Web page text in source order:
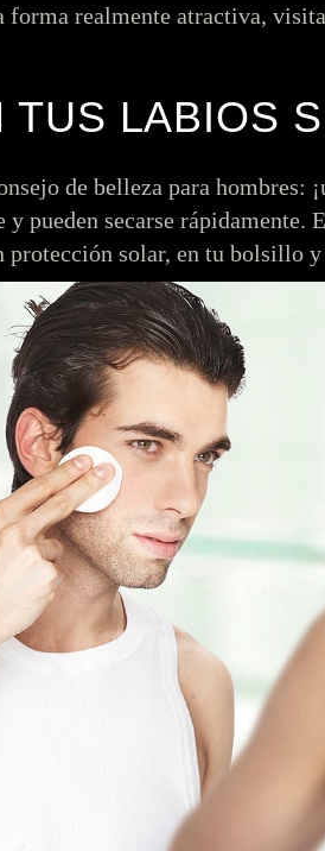
forma realmente atractiva,
TUS LABIOS
de belleza para hombres:
y pueden secarse rápidamente.
protección solar, en tu bolsillo